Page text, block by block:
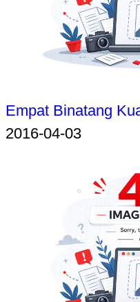
Empat Binatang
2016-04-03